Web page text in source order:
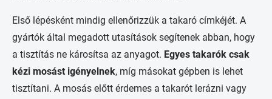
Első lépésként mindig ellenőrizzük a takaró címkéjét. A
gyártók által megadott utasítások segítenek abban, hogy
a tisztítás ne károsítsa az anyagot. Egyes takarók csak
kézi mosást igényelnek, míg másokat gépben is lehet
tisztítani. A mosás előtt érdemes a takarót lerázni vagy